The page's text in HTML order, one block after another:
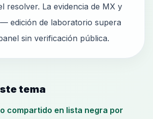
resolver. La evidencia de MX y
edición de laboratorio supera
sin verificación pública.
tema
compartido en lista negra por